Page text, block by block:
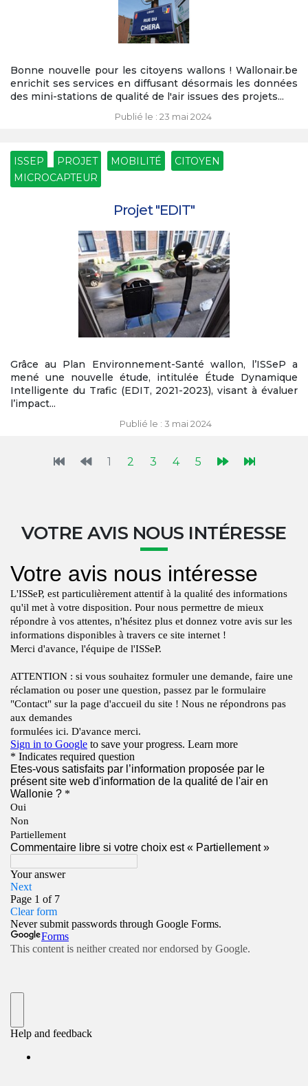
Bonne nouvelle pour les citoyens wallons ! Wallonair.be
enrichit ses services en diffusant désormais les données
des mini-stations de qualité de l'air issues des projets...
Publié le : 23 mai 2024
ISSEP PROJET MOBILITÉ
CITOYEN
MICROCAPTEUR
Projet "EDIT"
Grâce au Plan Environnement-Santé wallon, l’ISSeP a
mené une nouvelle étude, intitulée Étude Dynamique
Intelligente du Trafic (EDIT, 2021-2023), visant à évaluer
l’impact...
Publié le : 3 mai 2024
1 2 3 4 5
VOTRE AVIS NOUS INTÉRESSE